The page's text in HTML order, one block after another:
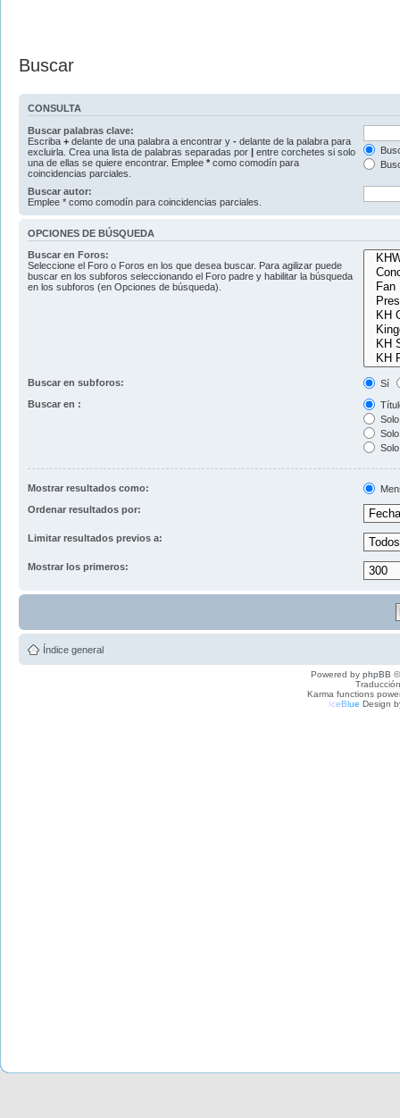
Buscar
CONSULTA
Buscar palabras clave:
Escriba + delante de una palabra a encontrar y - delante de la palabra para
excluirla. Crea una lista de palabras separadas por | entre corchetes si solo
una de ellas se quiere encontrar. Emplee * como comodín para
coincidencias parciales.
Buscar autor:
Emplee * como comodín para coincidencias parciales.
OPCIONES DE BÚSQUEDA
Buscar en Foros:
Seleccione el Foro o Foros en los que desea buscar. Para agilizar puede
buscar en los subforos seleccionando el Foro padre y habilitar la búsqueda
en los subforos (en Opciones de búsqueda).
Buscar en subforos:
Sí
Buscar en :
Mostrar resultados como:
Ordenar resultados por:
Limitar resultados previos a:
Mostrar los primeros:
Índice general
Powered by phpBB
Karma functions
IceBlue Design